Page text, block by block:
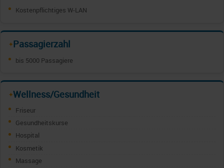
Kostenpflichtiges W-LAN
✦Passagierzahl
bis 5000 Passagiere
✦Wellness/Gesundheit
Friseur
Gesundheitskurse
Hospital
Kosmetik
Massage